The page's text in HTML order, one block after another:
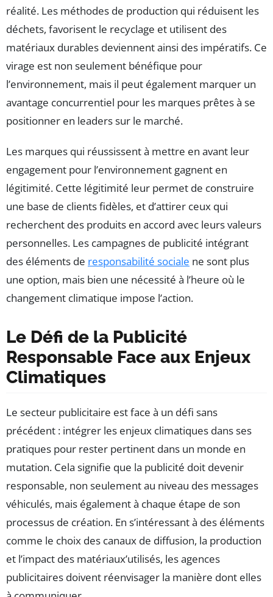
réalité. Les méthodes de production qui réduisent les
déchets, favorisent le recyclage et utilisent des
matériaux durables deviennent ainsi des impératifs. Ce
virage est non seulement bénéfique pour
l’environnement, mais il peut également marquer un
avantage concurrentiel pour les marques prêtes à se
positionner en leaders sur le marché.
Les marques qui réussissent à mettre en avant leur
engagement pour l’environnement gagnent en
légitimité. Cette légitimité leur permet de construire
une base de clients fidèles, et d’attirer ceux qui
recherchent des produits en accord avec leurs valeurs
personnelles. Les campagnes de publicité intégrant
des éléments de responsabilité sociale ne sont plus
une option, mais bien une nécessité à l’heure où le
changement climatique impose l’action.
Le Défi de la Publicité
Responsable Face aux Enjeux
Climatiques
Le secteur publicitaire est face à un défi sans
précédent : intégrer les enjeux climatiques dans ses
pratiques pour rester pertinent dans un monde en
mutation. Cela signifie que la publicité doit devenir
responsable, non seulement au niveau des messages
véhiculés, mais également à chaque étape de son
processus de création. En s’intéressant à des éléments
comme le choix des canaux de diffusion, la production
et l’impact des matériaux’utilisés, les agences
publicitaires doivent réenvisager la manière dont elles